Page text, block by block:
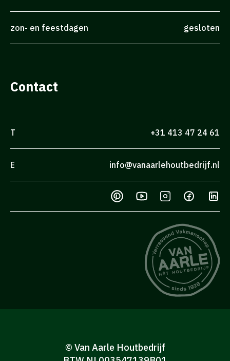
zon- en feestdagen gesloten
Contact
T +31 413 47 24 61
E info@vanaarlehoutbedrijf.nl
© Van Aarle Houtbedrijf